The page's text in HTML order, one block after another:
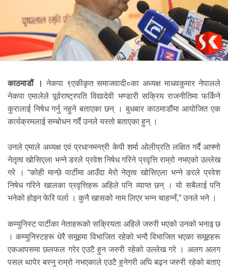
काठमाडौं । नेकपा ९एकीकृत समाजवादी०का अध्यक्ष माधवकुमार नेपालले
नेकपा एमालेले पूर्वराष्ट्रपति विद्यादेवी भण्डारी सक्रिय राजनीतिमा फर्किने
कुरालाई निषेध गर्नु नहुने बताएका छन् । बुधबार काठमाडौंमा आयोजित एक
कार्यक्रमलाई सम्बोधन गर्दै उनले यस्तो बताएका हुन् ।
उनले एमाले अध्यक्ष एवं प्रधानमन्त्री केपी शर्मा ओलीप्रति लक्षित गर्दै आफ्नो
नेतृत्व खोसिएला भन्ने डरले प्रवेश निषेध गरिने प्रवृत्ति राम्रो नभएको उल्लेख
गरे । “कोही मान्छे पार्टीमा आउँदा मेरो नेतृत्व खोसिएला भन्ने डरले प्रवेश
निषेध गरिने खालका प्रवृत्तिहरू अहिले पनि व्याप्त छन् । यो सबैलाई पनि
भनेको होइन फेरि पर्ला । कुनै खासको नाम लिएर भन्न चाहन्नँ,” उनले भने ।
कम्युनिस्ट पार्टीका नेताहरूको सक्रियता अहिले जरुरी भएको उनको भनाइ छ
। कम्युनिस्टहरू धेरै समूहमा विभाजित रहेको भन्दै विभाजित भएका समूहहरू
एकआपसमा छलफल गरेर एउटै हुन जरुरी रहेको उल्लेख गरे । अलग अलग
पसल थापेर बस्नु राम्रो नभएकाले एउटै हुनेगरी अघि बढ्न जरुरी रहेको बताए